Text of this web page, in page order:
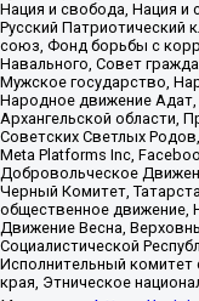
Нация и свобода, Нация и
Русский Патриотический
союз, Фонд борьбы с
Навального, Совет
Мужское государство,
Народное движение
Архангельской области,
Советских Светлых
Meta Platforms Inc,
Добровольческое
Черный Комитет,
общественное движение,
Движение Весна,
Социалистической
Исполнительный комитет
края, Этническое